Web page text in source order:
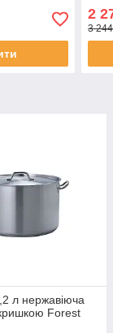
2
3
л нержавіюча
Forest